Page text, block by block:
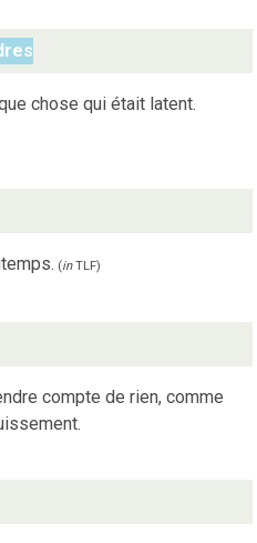
chose qui était latent.
(inTLF)
compte de rien, comme